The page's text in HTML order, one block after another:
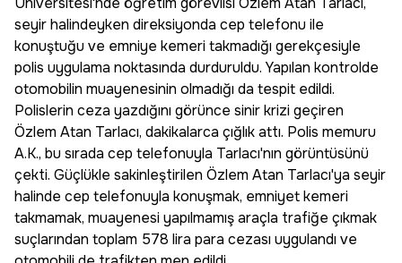
seyir halindeyken direksiyonda cep telefonu ile
konuştuğu ve emniye kemeri takmadığı gerekçesiyle
polis uygulama noktasında durduruldu. Yapılan kontrolde
otomobilin muayenesinin olmadığı da tespit edildi.
Polislerin ceza yazdığını görünce sinir krizi geçiren
Özlem Atan Tarlacı, dakikalarca çığlık attı. Polis memuru
A.K., bu sırada cep telefonuyla Tarlacı'nın görüntüsünü
çekti. Güçlükle sakinleştirilen Özlem Atan Tarlacı'ya seyir
halinde cep telefonuyla konuşmak, emniyet kemeri
takmamak, muayenesi yapılmamış araçla trafiğe çıkmak
suçlarından toplam 578 lira para cezası uygulandı ve